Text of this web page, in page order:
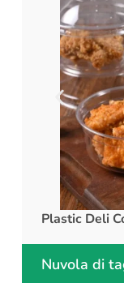
Plastic Deli
Nuvola di